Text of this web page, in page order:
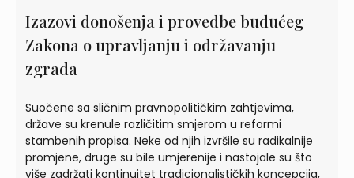
Izazovi donošenja i provedbe budućeg
Zakona o upravljanju i održavanju
zgrada
Suočene sa sličnim pravnopolitičkim zahtjevima,
države su krenule različitim smjerom u reformi
stambenih propisa. Neke od njih izvršile su radikalnije
promjene, druge su bile umjerenije i nastojale su što
više zadržati kontinuitet tradicionalističkih koncepcija,